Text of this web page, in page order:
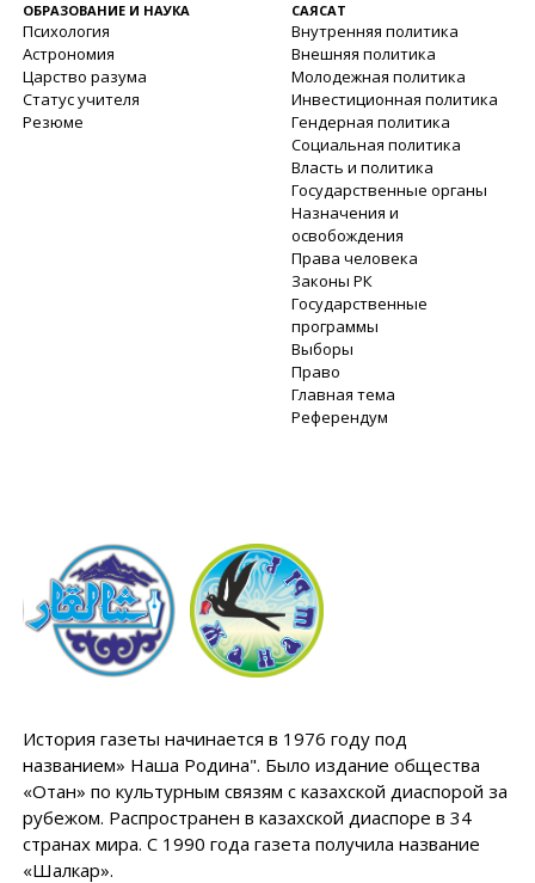
ОБРАЗОВАНИЕ И НАУКА
Психология
Астрономия
Царство разума
Статус учителя
Резюме
САЯСАТ
Внутренняя политика
Внешняя политика
Молодежная политика
Инвестиционная политика
Гендерная политика
Социальная политика
Власть и политика
Государственные органы
Назначения и
освобождения
Права человека
Законы РК
Государственные
программы
Выборы
Право
Главная тема
Референдум
История газеты начинается в 1976 году под
названием» Наша Родина". Было издание общества
«Отан» по культурным связям с казахской диаспорой за
рубежом. Распространен в казахской диаспоре в 34
странах мира. С 1990 года газета получила название
«Шалкар».